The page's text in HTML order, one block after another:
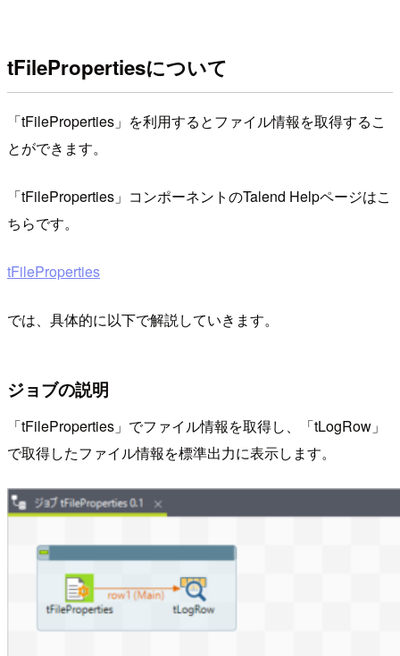
tFilePropertiesについて
「tFileProperties」を利用するとファイル情報を取得するこ
とができます。
「tFileProperties」コンポーネントのTalend Helpページはこ
ちらです。
tFileProperties
では、具体的に以下で解説していきます。
ジョブの説明
「tFileProperties」でファイル情報を取得し、「tLogRow」
で取得したファイル情報を標準出力に表示します。